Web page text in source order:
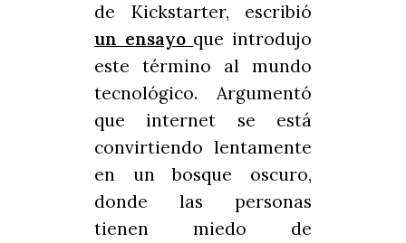
de Kickstarter, escribió
un ensayo que introdujo
este término al mundo
tecnológico. Argumentó
que internet se está
convirtiendo lentamente
en un bosque oscuro,
donde las personas
tienen miedo de